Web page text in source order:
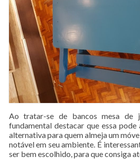
Ao tratar-se de bancos mesa de
fundamental destacar que essa
alternativa para quem almeja um
notável em seu ambiente. É
ser bem escolhido, para que consiga